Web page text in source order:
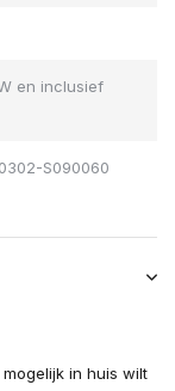
en inclusief
S090060
in huis wilt